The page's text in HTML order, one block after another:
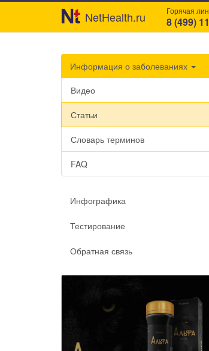
NetHealth.ru Горячая
8 (499)
Информация о заболеваниях
Видео
Статьи
Словарь терминов
FAQ
Инфографика
Тестирование
Обратная связь